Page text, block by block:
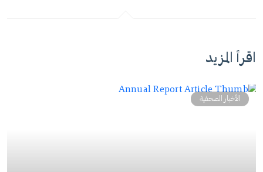
اقرأ المزيد
الأخبار الصحفية